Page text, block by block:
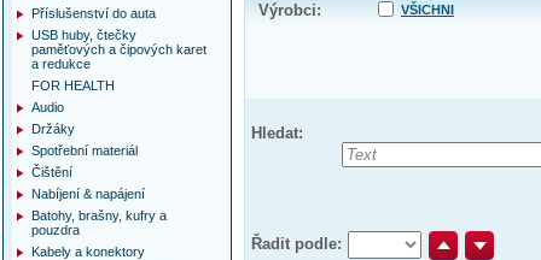
Výrobci: VŠICHNI
Hledat:
Řadit podle:
Příslušenství do auta
USB huby, čtečky
paměťových a čipových karet
a redukce
FOR HEALTH
Audio
Držáky
Spotřební materiál
Čištění
Nabíjení & napájení
Batohy, brašny, kufry a
pouzdra
Kabely a konektory